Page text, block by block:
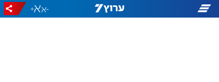
-
+